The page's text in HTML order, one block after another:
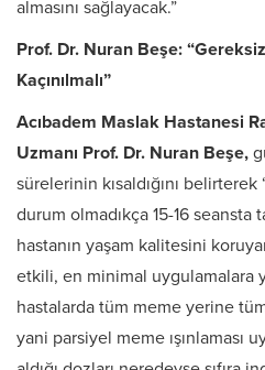
almasını sağlayacak.”
Prof. Dr. Nuran Beşe:
Kaçınılmalı”
Acıbadem Maslak Hastanesi
Uzmanı Prof. Dr. Nuran Beşe,
sürelerinin kısaldığını
durum olmadıkça 15-16 seansta
hastanın yaşam kalitesini
etkili, en minimal uygulamalara
hastalarda tüm meme yerine
yani parsiyel meme ışınlaması